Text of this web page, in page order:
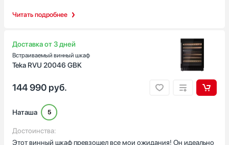
Читать подробнее
благодаря перенавешиваемой дверце, которую можно
шкаф в имеющееся пространство, независимо от
расположения стен и мебели.Освещенность камеры
реализована с помощью современной светодиодной
освещение всех полок. Благодаря этому можно легко
особенно важно для сохранения стабильного температурного
Доставка от 3 дней
Встраиваемый винный шкаф
Teka RVU 20046 GBK
144 990 руб.
Наташа 5
Достоинства:
Этот винный шкаф превзошел все мои ожидания! Он идеально